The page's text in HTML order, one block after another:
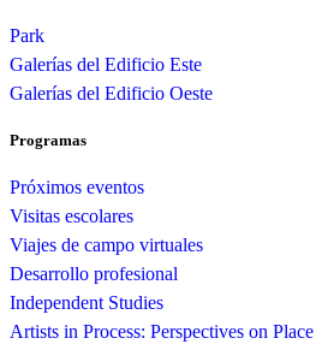
Park
Galerías del Edificio Este
Galerías del Edificio Oeste
Programas
Próximos eventos
Visitas escolares
Viajes de campo virtuales
Desarrollo profesional
Independent Studies
Artists in Process: Perspectives on Place